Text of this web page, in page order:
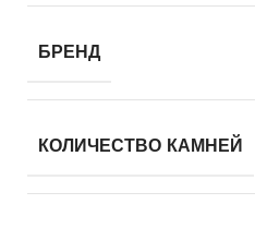
БРЕНД
КОЛИЧЕСТВО КАМНЕЙ